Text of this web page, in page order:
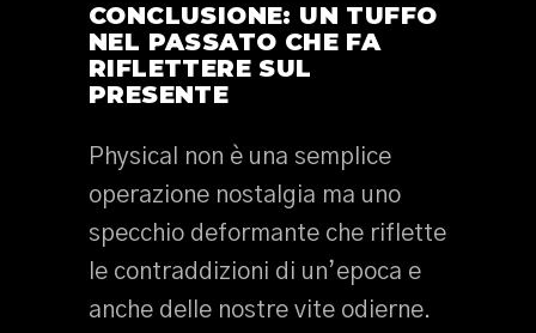
CONCLUSIONE: UN TUFFO
NEL PASSATO CHE FA
RIFLETTERE SUL
PRESENTE
Physical non è una semplice
operazione nostalgia ma uno
specchio deformante che riflette
le contraddizioni di un’epoca e
anche delle nostre vite odierne.